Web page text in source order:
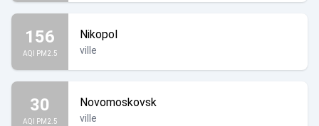
156
AQI PM2.5
Nikopol
ville
30
AQI PM2.5
Novomoskovsk
ville